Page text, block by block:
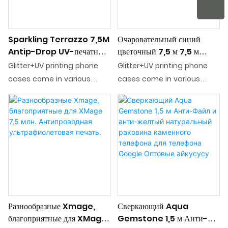
Sparkling Terrazzo 7,5M
Antip-Drop UV-печатный
чехол для телефона Huawei
Mate серии
Aikusu
Glitter+UV printing phone
cases come in various
colors and styles, ranging
from subtle,
environmentally friendly,
suitable for Huawei mate
Очаровательный синий
цветочный 7,5 м 7,5 м
антипроводка
ультрафиолетовой печать
Mate Series Series
Adult Vendor Aikusu
Glitter+UV printing phone
cases come in various
colors and styles, ranging
from subtle,
environmentally friendly,
suitable for Huawei mate
mobile phone
Разнообразные Xmage,
благоприятные для XMage
Сверкающий Aqua
Gemstone 1,5 м Анти-